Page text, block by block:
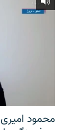
محمود امیری